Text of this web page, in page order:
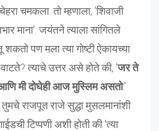
चमकला. तो म्हणाला, 'शिवाजी
माना'. जयंतने त्याला सांगितले
पण मला त्या गोष्टी ऐकायच्या
त्याचे उत्तर असे होते की, 'जर ते
मी दोघेही आज मुस्लिम असतो.'
राजपूत राजे सुद्धा मुसलमानांशी
टिप्पणी अशी होती की 'त्या